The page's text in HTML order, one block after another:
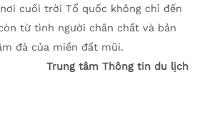
cuối trời Tổ quốc không chỉ đến
từ tình người chân chất và bản
đà của miền đất mũi.
Trung tâm Thông tin du lịch